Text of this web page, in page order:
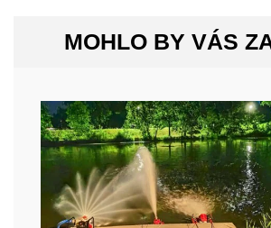
MOHLO BY VÁS